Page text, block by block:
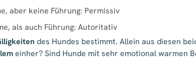
aber keine Führung: Permissiv
als auch Führung: Autoritativ
des Hundes bestimmt. Allein aus diesen
einher? Sind Hunde mit sehr emotional warmen